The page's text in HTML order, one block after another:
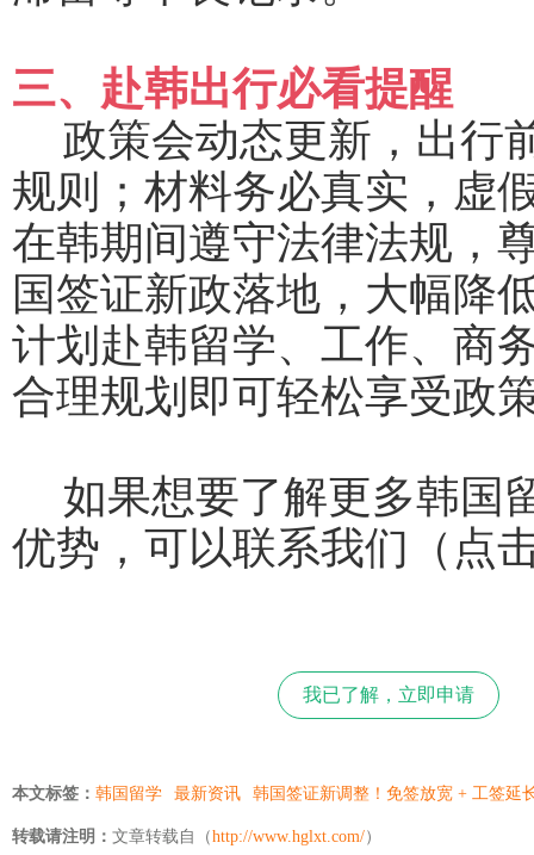
三、赴韩出行必看提醒
政策会动态更新，出行
规则；材料务必真实，虚
在韩期间遵守法律法规，
国签证新政落地，大幅降
计划赴韩留学、工作、商
合理规划即可轻松享受政
如果想要了解更多韩国
优势，可以联系我们（点
我已了解，立即申请
本文标签： 韩国留学 最新资讯 韩国签证新调整！免签放宽 + 工签延
转载请注明： 文章转载自（http://www.hglxt.com/）